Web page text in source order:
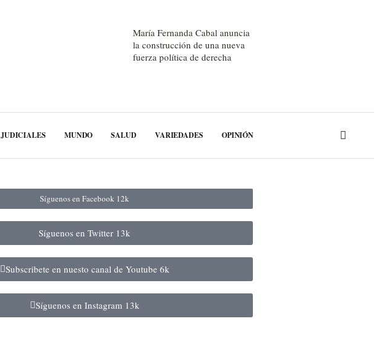
María Fernanda Cabal anuncia
la construcción de una nueva
fuerza política de derecha
JUDICIALES MUNDO SALUD VARIEDADES OPINIÓN
Síguenos en Facebook 12k
Síguenos en Twitter 13k
Subscribete en nuesto canal de Youtube 6k
Síguenos en Instagram 13k